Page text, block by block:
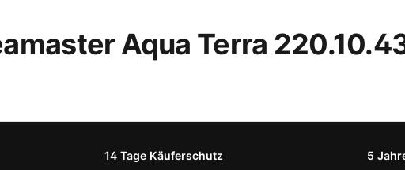
Aqua Terra
14 Tage Käuferschutz 5